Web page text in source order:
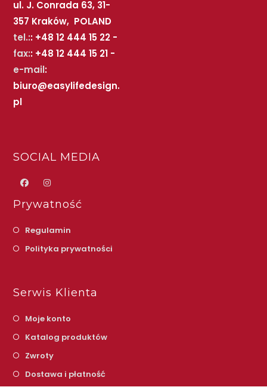
ul. J. Conrada 63, 31-
357 Kraków, POLAND
tel.:: +48 12 444 15 22 -
fax:: +48 12 444 15 21 -
e-mail:
biuro@easylifedesign.
pl
SOCIAL MEDIA
Prywatność
Regulamin
Polityka prywatności
Serwis Klienta
Moje konto
Katalog produktów
Zwroty
Dostawa i płatność